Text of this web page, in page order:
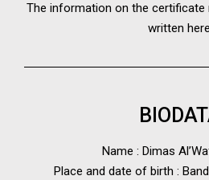
The information on the
written
Name : Dimas
Place and date of birth :